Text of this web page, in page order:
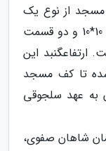
مسجد از نوع یک
ایوانی است و از یکقسمت وسط به ابعاد 10*10 و دو قسمت
شده است. ارتفاعگنبد این
تا کف مسجد
آن به عهد سلجوقی
شاهان صفوی،